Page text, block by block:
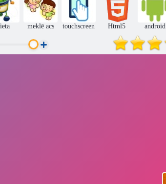
Ferrari slēptās
zvaigznes
Kiki piegādes
pakalpojums:
atrodiet alfabētā
noslēpumi
slēptās vēstules
meklē acs touchscreen Html5 android